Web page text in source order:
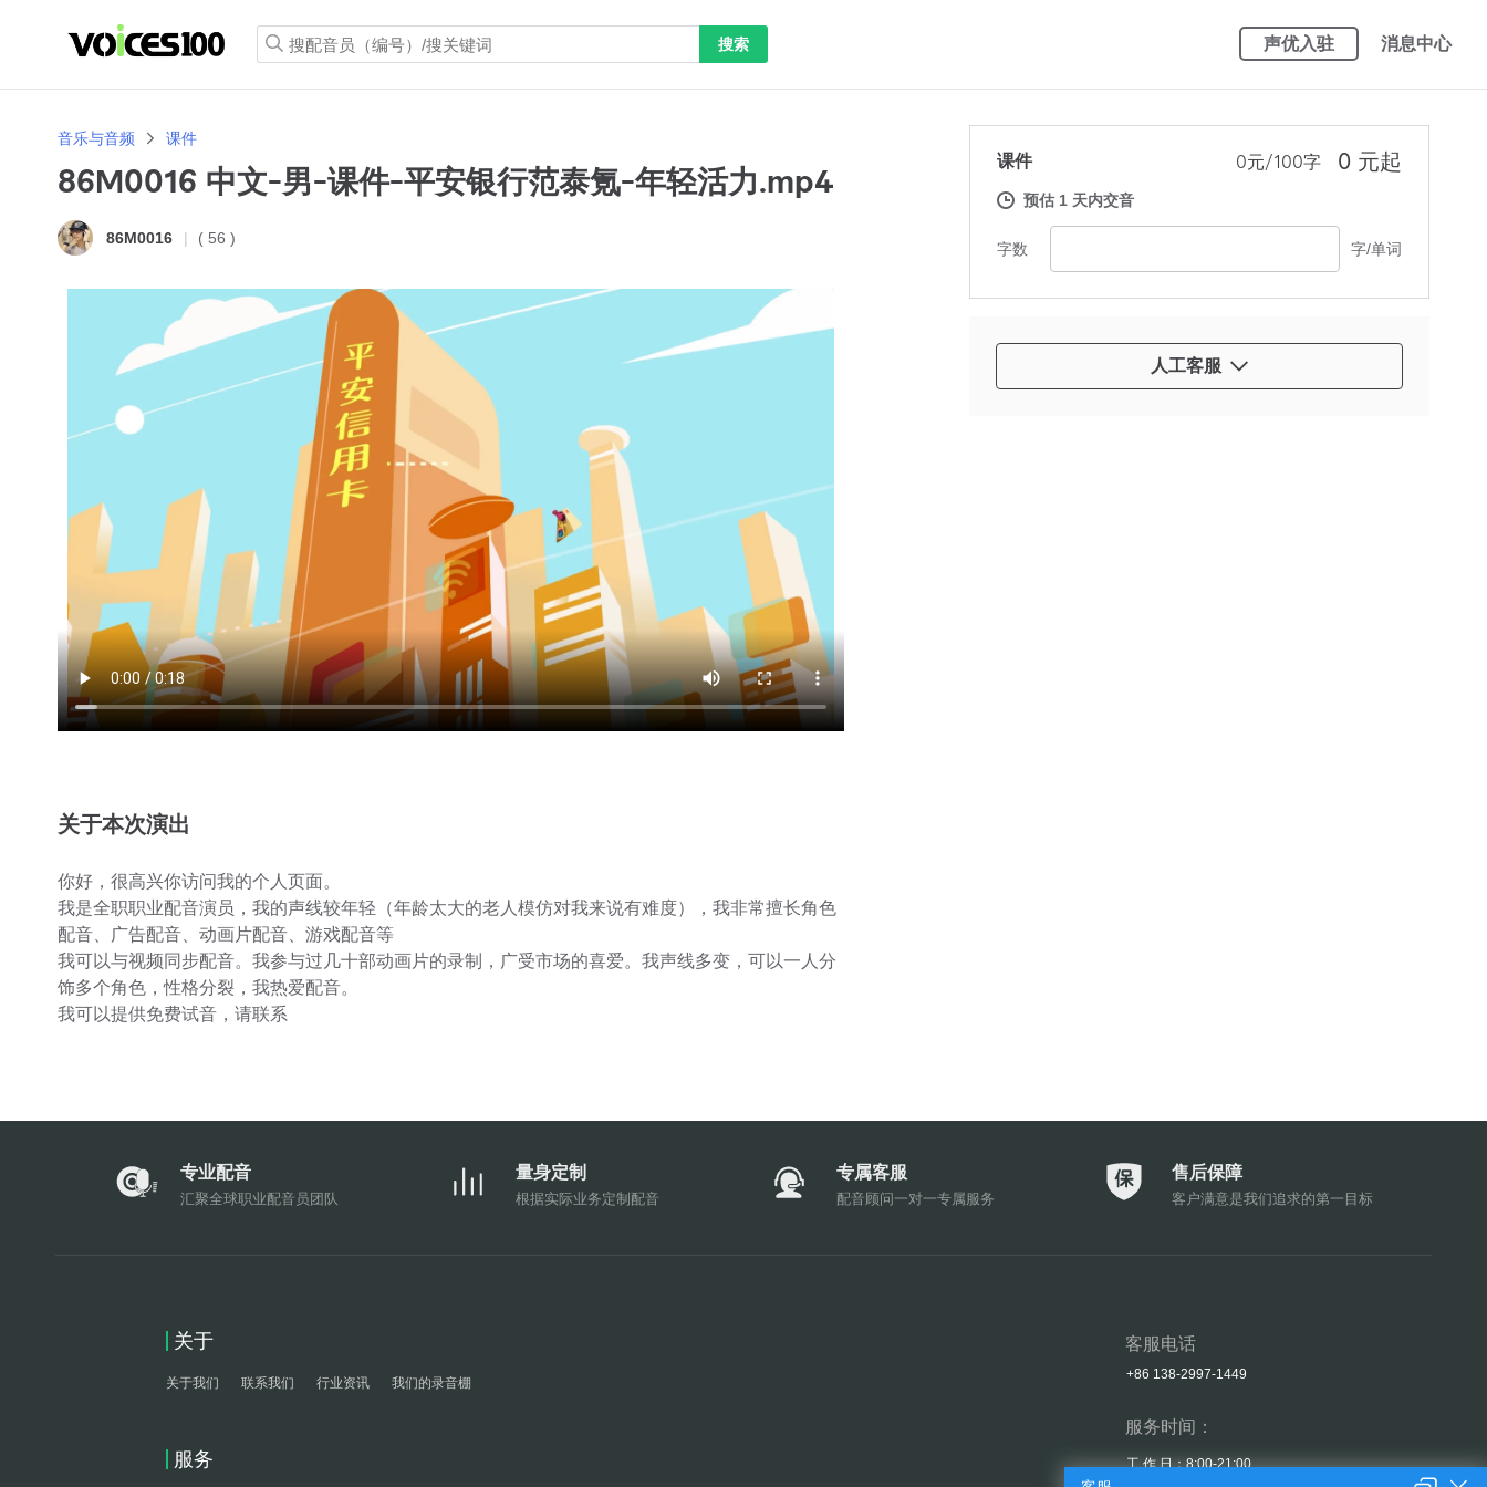
搜索 声优入驻 消息中心
课件 0元/100字 0 元起
预估 1 天内交音
字数 字/单词
人工客服
音乐与音频 课件
86M0016 中文-男-课件-平安银行范泰氪-年轻活力.mp4
86M0016 ( 56 )
关于本次演出
你好，很高兴你访问我的个人页面。
我是全职职业配音演员，我的声线较年轻（年龄太大的老人模仿对我来说有难度），我非常擅长角色
配音、广告配音、动画片配音、游戏配音等
我可以与视频同步配音。我参与过几十部动画片的录制，广受市场的喜爱。我声线多变，可以一人分
饰多个角色，性格分裂，我热爱配音。
我可以提供免费试音，请联系
专业配音
汇聚全球职业配音员团队
量身定制
根据实际业务定制配音
专属客服
配音顾问一对一专属服务
售后保障
客户满意是我们追求的第一目标
关于
关于我们 联系我们 行业资讯 我们的录音棚
服务
客服电话
+86 138-2997-1449
服务时间：
工 作 日：8:00-21:00